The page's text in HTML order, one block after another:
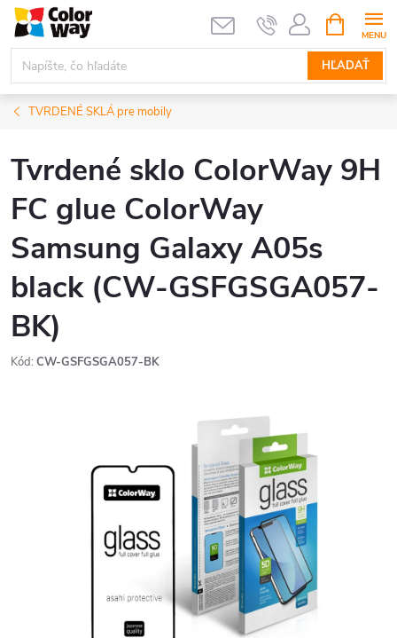
Prejsť
obsah
HĽADAŤ
KOŠÍK
TVRDENÉ SKLÁ pre mobily
Tvrdené sklo ColorWay 9H
FC glue ColorWay
Samsung Galaxy A05s
black (CW-GSFGSGA057-
BK)
Kód: CW-GSFGSGA057-BK